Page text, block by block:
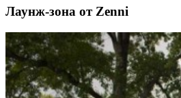
Лаунж-зона от Zenni